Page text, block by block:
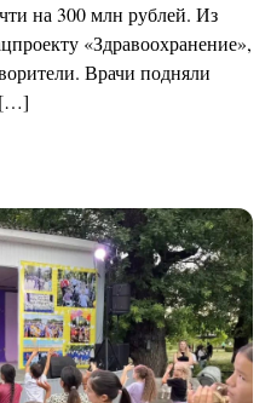
на 300 млн рублей. Из
«Здравоохранение»,
Врачи подняли
[…]